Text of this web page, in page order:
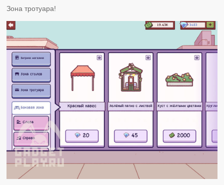
Зона тротуара!